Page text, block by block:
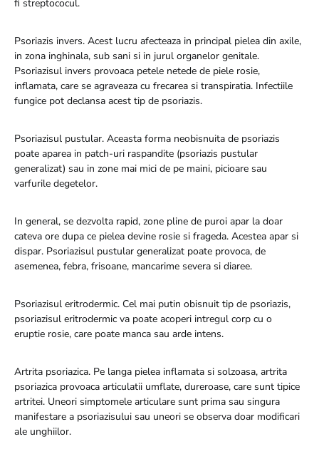
fi streptococul.
Psoriazis invers. Acest lucru afecteaza in principal pielea din axile,
in zona inghinala, sub sani si in jurul organelor genitale.
Psoriazisul invers provoaca petele netede de piele rosie,
inflamata, care se agraveaza cu frecarea si transpiratia. Infectiile
fungice pot declansa acest tip de psoriazis.
Psoriazisul pustular. Aceasta forma neobisnuita de psoriazis
poate aparea in patch-uri raspandite (psoriazis pustular
generalizat) sau in zone mai mici de pe maini, picioare sau
varfurile degetelor.
In general, se dezvolta rapid, zone pline de puroi apar la doar
cateva ore dupa ce pielea devine rosie si frageda. Acestea apar si
dispar. Psoriazisul pustular generalizat poate provoca, de
asemenea, febra, frisoane, mancarime severa si diaree.
Psoriazisul eritrodermic. Cel mai putin obisnuit tip de psoriazis,
psoriazisul eritrodermic va poate acoperi intregul corp cu o
eruptie rosie, care poate manca sau arde intens.
Artrita psoriazica. Pe langa pielea inflamata si solzoasa, artrita
psoriazica provoaca articulatii umflate, dureroase, care sunt tipice
artritei. Uneori simptomele articulare sunt prima sau singura
manifestare a psoriazisului sau uneori se observa doar modificari
ale unghiilor.